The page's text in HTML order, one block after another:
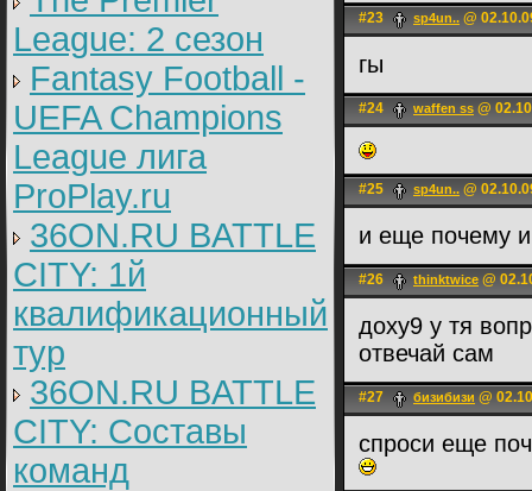
League: 2 cезон
Fantasy Football -
UEFA Champions
League лига
ProPlay.ru
36ON.RU BATTLE
CITY: 1й
квалификационный
тур
36ON.RU BATTLE
CITY: Составы
команд
#23 sp4un.. @
гы
#24 waffen ss @
#25 sp4un.. @
и еще почему
#26 thinktwice @
доху9 у тя
отвечай сам
#27 бизибизи @
спроси еще